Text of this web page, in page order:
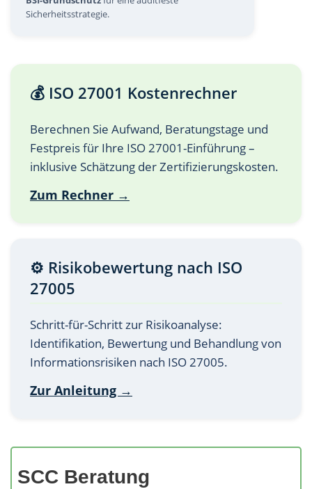
Sicherheitsstrategie.
💰 ISO 27001 Kostenrechner
Berechnen Sie Aufwand, Beratungstage und
Festpreis für Ihre ISO 27001-Einführung –
inklusive Schätzung der Zertifizierungskosten.
Zum Rechner →
⚙️ Risikobewertung nach ISO
27005
Schritt-für-Schritt zur Risikoanalyse:
Identifikation, Bewertung und Behandlung von
Informationsrisiken nach ISO 27005.
Zur Anleitung →
SCC Beratung